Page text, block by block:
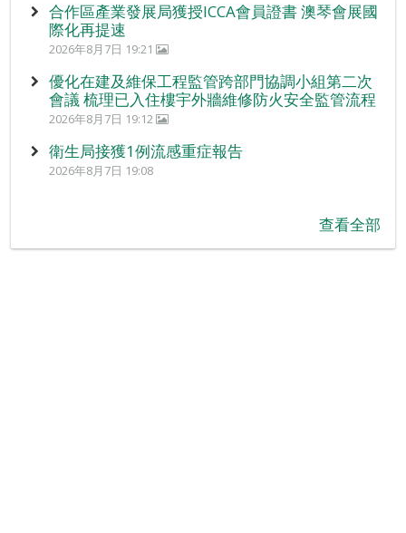
合作區產業發展局獲授ICCA會員證書 澳琴會展國
際化再提速
2026年8月7日 19:21
優化在建及維保工程監管跨部門協調小組第二次
會議 梳理已入住樓宇外牆維修防火安全監管流程
2026年8月7日 19:12
衛生局接獲1例流感重症報告
2026年8月7日 19:08
查看全部